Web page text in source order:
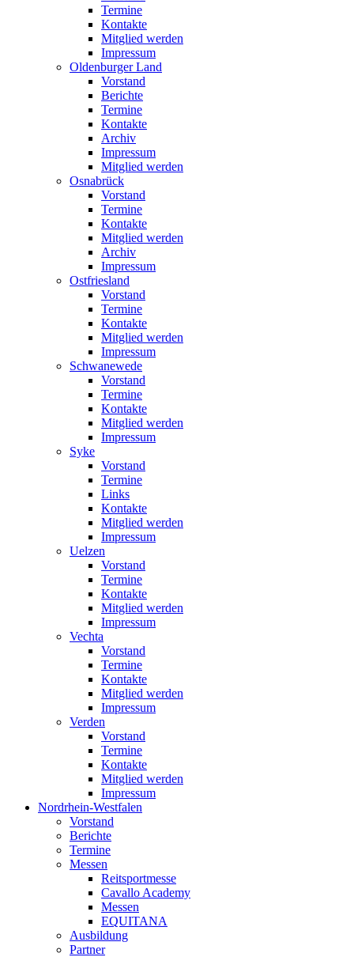
Termine
Kontakte
Mitglied werden
Impressum
Oldenburger Land
Vorstand
Berichte
Termine
Kontakte
Archiv
Impressum
Mitglied werden
Osnabrück
Vorstand
Termine
Kontakte
Mitglied werden
Archiv
Impressum
Ostfriesland
Vorstand
Termine
Kontakte
Mitglied werden
Impressum
Schwanewede
Vorstand
Termine
Kontakte
Mitglied werden
Impressum
Syke
Vorstand
Termine
Links
Kontakte
Mitglied werden
Impressum
Uelzen
Vorstand
Termine
Kontakte
Mitglied werden
Impressum
Vechta
Vorstand
Termine
Kontakte
Mitglied werden
Impressum
Verden
Vorstand
Termine
Kontakte
Mitglied werden
Impressum
Nordrhein-Westfalen
Vorstand
Berichte
Termine
Messen
Reitsportmesse
Cavallo Academy
Messen
EQUITANA
Ausbildung
Partner